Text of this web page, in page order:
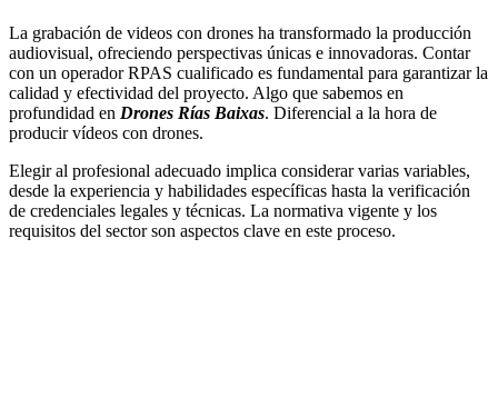
La grabación de videos con drones ha transformado la producción
audiovisual, ofreciendo perspectivas únicas e innovadoras. Contar
con un operador RPAS cualificado es fundamental para garantizar la
calidad y efectividad del proyecto. Algo que sabemos en
profundidad en Drones Rías Baixas. Diferencial a la hora de
producir vídeos con drones.
Elegir al profesional adecuado implica considerar varias variables,
desde la experiencia y habilidades específicas hasta la verificación
de credenciales legales y técnicas. La normativa vigente y los
requisitos del sector son aspectos clave en este proceso.